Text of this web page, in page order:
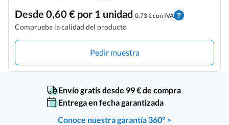
Desde 0,60 € por 1 unidad 0,73 € con IVA
Comprueba la calidad del producto
Pedir muestra
Envío gratis desde 99 € de compra
Entrega en fecha garantizada
Conoce nuestra garantía 360° >